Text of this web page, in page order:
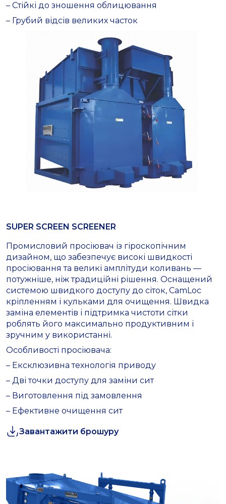
– Стійкі до зношення облицювання
– Грубий відсів великих часток
SUPER SCREEN SCREENER
Промисловий просіювач із гіроскопічним
дизайном, що забезпечує високі швидкості
просіювання та великі амплітуди коливань —
потужніше, ніж традиційні рішення. Оснащений
системою швидкого доступу до сіток, CamLoc
кріпленням і кульками для очищення. Швидка
заміна елементів і підтримка чистоти сітки
роблять його максимально продуктивним і
зручним у використанні.
Особливості просіювача:
– Ексклюзивна технологія приводу
– Дві точки доступу для заміни сит
– Виготовлення під замовлення
– Ефективне очищення сит
Завантажити брошуру